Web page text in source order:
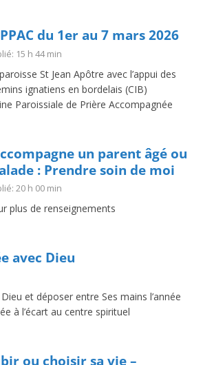
du 1er au 7 mars 2026
15 h 44 min
St Jean Apôtre avec l’appui des
ignatiens en bordelais (CIB)
Paroissiale de Prière Accompagnée
un parent âgé ou
: Prendre soin de moi
20 h 00 min
plus de renseignements
avec Dieu
et déposer entre Ses mains l’année
à l’écart au centre spirituel
ou choisir sa vie –